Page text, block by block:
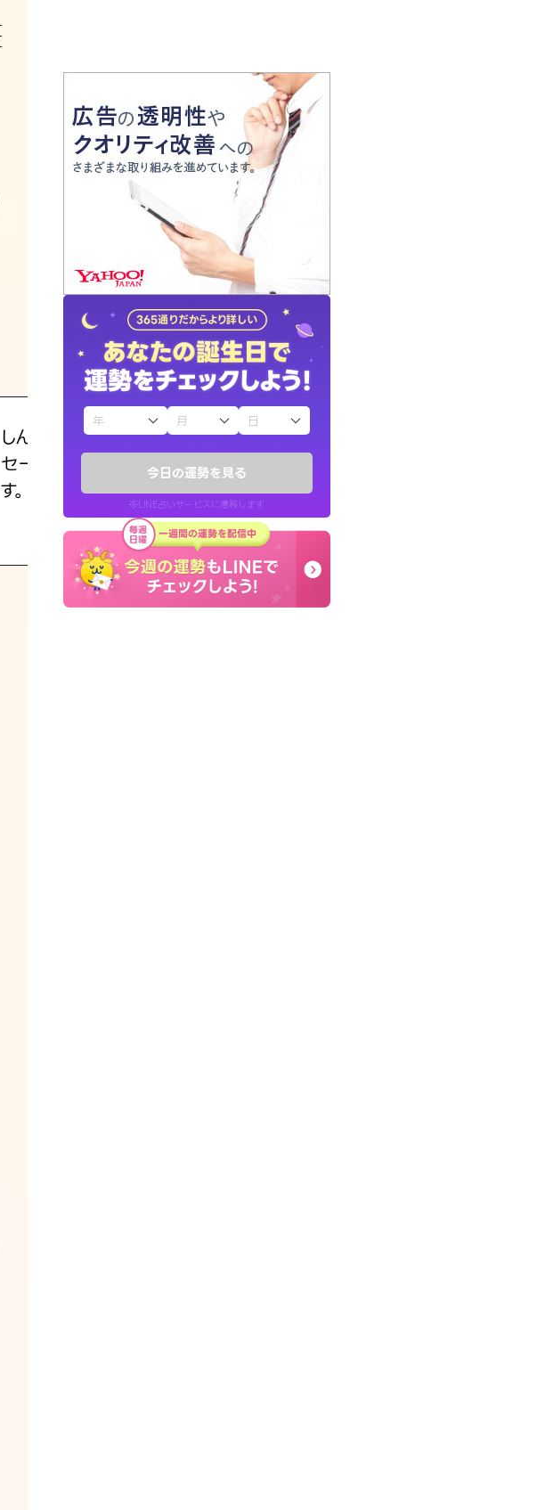
今日の運勢を見る
※LINE占いサービスに遷移します
トップ
ユーザーの声
占いの流れ
おすすめの占い師
よくある質問
えもじの子（占）12星座占い
お知らせ
しんどくなってましたが、先生のメッ
セージを読み返してお守りにしてま
す。
40代 女性